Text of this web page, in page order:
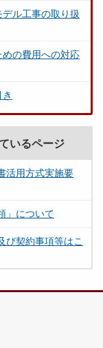
デル工事の取り扱
の費用への対応
いるページ
活用方式実施要
」について
契約事項等はこ